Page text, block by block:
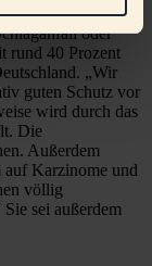
Krankheiten wie
oder
rund 40 Prozent
„Wir
guten Schutz vor
wird durch das
Die
Außerdem
Karzinome und
völlig
sei außerdem